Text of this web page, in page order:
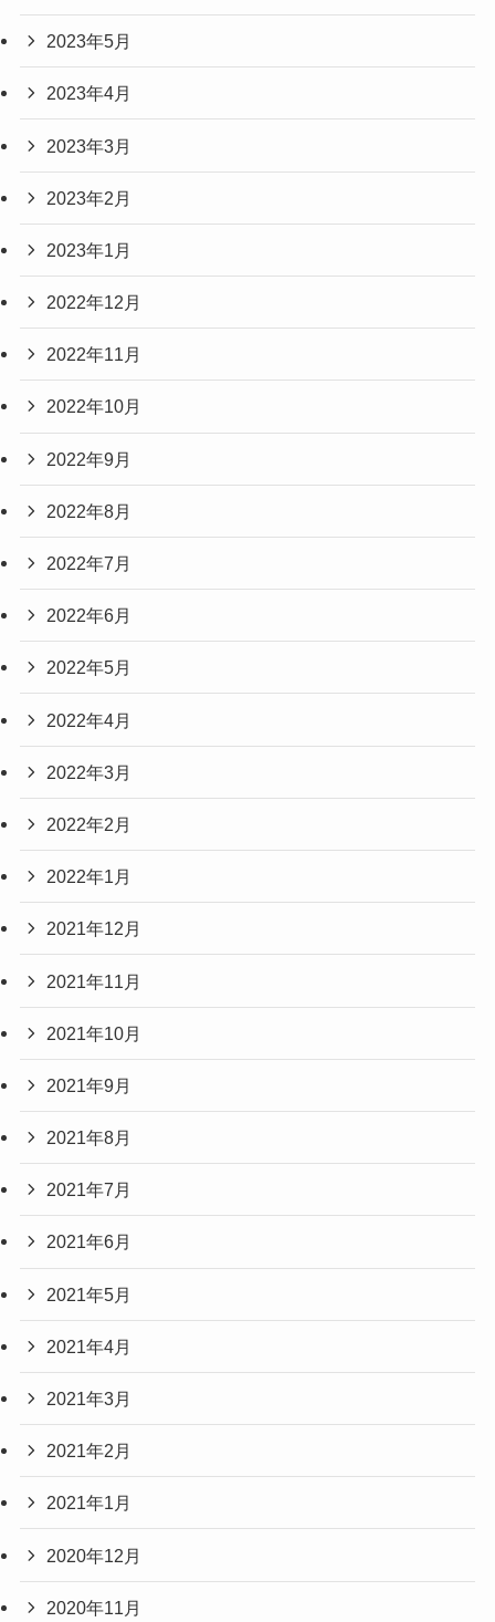
2023年5月
2023年4月
2023年3月
2023年2月
2023年1月
2022年12月
2022年11月
2022年10月
2022年9月
2022年8月
2022年7月
2022年6月
2022年5月
2022年4月
2022年3月
2022年2月
2022年1月
2021年12月
2021年11月
2021年10月
2021年9月
2021年8月
2021年7月
2021年6月
2021年5月
2021年4月
2021年3月
2021年2月
2021年1月
2020年12月
2020年11月